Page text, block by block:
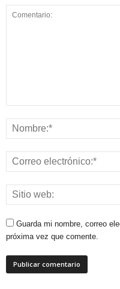
Guarda mi nombre, correo
próxima vez que comente.